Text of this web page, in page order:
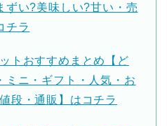
ずい?美味しい?甘い・売
チラ
トおすすめまとめ【ど
ミニ・ギフト・人気・お
段・通販】はコチラ